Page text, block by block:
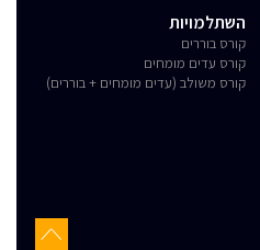
השתלמויות
קורס בוררים
קורס עדים מומחים
קורס משולב (עדים מומחים + בוררים)